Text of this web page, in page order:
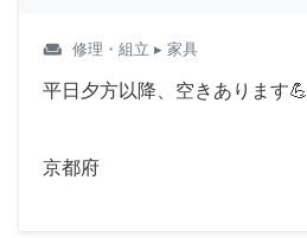
weekend 修理・組立 ▸ 家具
平日夕方以降、空きあります💪
京都府